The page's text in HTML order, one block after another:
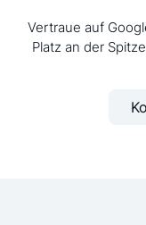
Vertraue auf
Platz an der